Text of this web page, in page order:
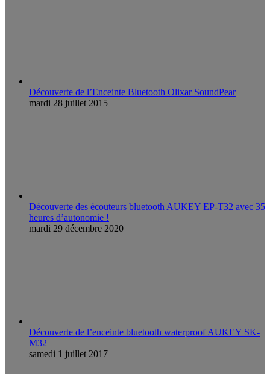
Découverte de l’Enceinte Bluetooth Olixar SoundPear
mardi 28 juillet 2015
Découverte des écouteurs bluetooth AUKEY EP-T32 avec 35
heures d’autonomie !
mardi 29 décembre 2020
Découverte de l’enceinte bluetooth waterproof AUKEY SK-
M32
samedi 1 juillet 2017